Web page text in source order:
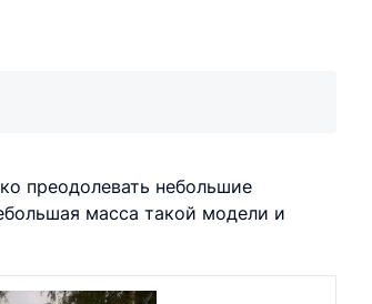
преодолевать небольшие
масса такой модели и